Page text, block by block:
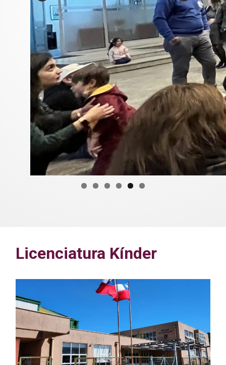
Licenciatura Kínder